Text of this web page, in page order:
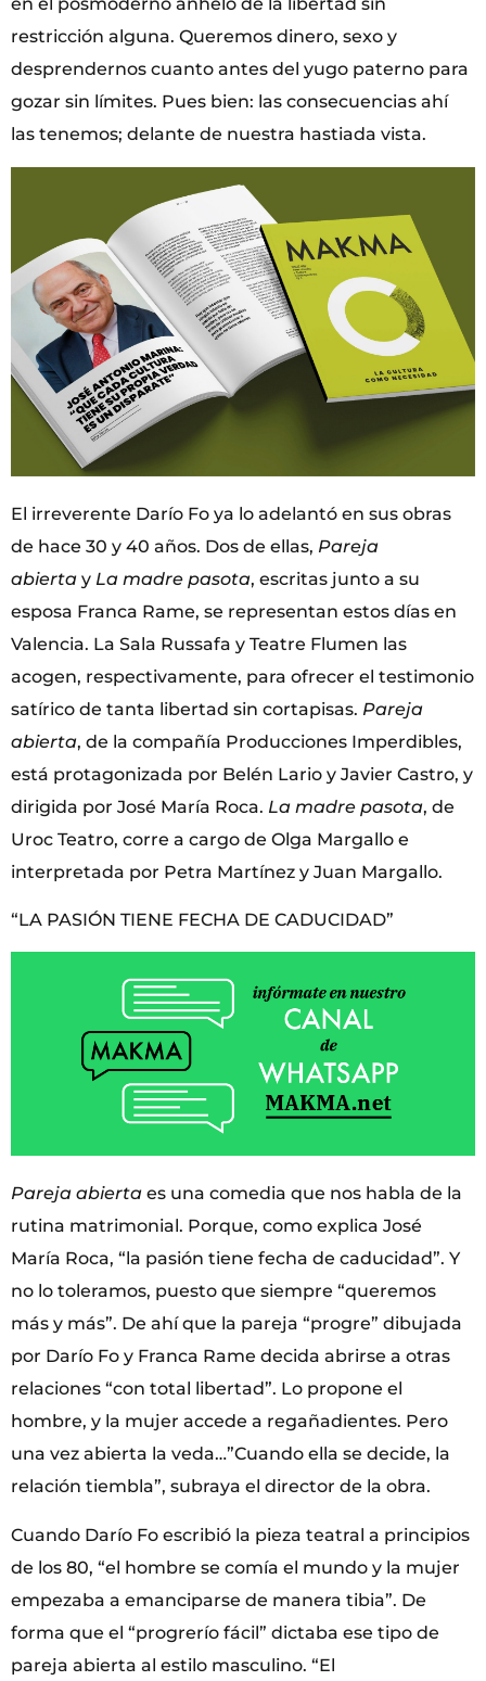
restricción alguna. Queremos dinero, sexo y
desprendernos cuanto antes del yugo paterno para
gozar sin límites. Pues bien: las consecuencias ahí
las tenemos; delante de nuestra hastiada vista.
El irreverente Darío Fo ya lo adelantó en sus obras
de hace 30 y 40 años. Dos de ellas, Pareja
abierta y La madre pasota, escritas junto a su
esposa Franca Rame, se representan estos días en
Valencia. La Sala Russafa y Teatre Flumen las
acogen, respectivamente, para ofrecer el testimonio
satírico de tanta libertad sin cortapisas. Pareja
abierta, de la compañía Producciones Imperdibles,
está protagonizada por Belén Lario y Javier Castro, y
dirigida por José María Roca. La madre pasota, de
Uroc Teatro, corre a cargo de Olga Margallo e
interpretada por Petra Martínez y Juan Margallo.
“LA PASIÓN TIENE FECHA DE CADUCIDAD”
Pareja abierta es una comedia que nos habla de la
rutina matrimonial. Porque, como explica José
María Roca, “la pasión tiene fecha de caducidad”. Y
no lo toleramos, puesto que siempre “queremos
más y más”. De ahí que la pareja “progre” dibujada
por Darío Fo y Franca Rame decida abrirse a otras
relaciones “con total libertad”. Lo propone el
hombre, y la mujer accede a regañadientes. Pero
una vez abierta la veda…”Cuando ella se decide, la
relación tiembla”, subraya el director de la obra.
Cuando Darío Fo escribió la pieza teatral a principios
de los 80, “el hombre se comía el mundo y la mujer
empezaba a emanciparse de manera tibia”. De
forma que el “progrerío fácil” dictaba ese tipo de
pareja abierta al estilo masculino. “El